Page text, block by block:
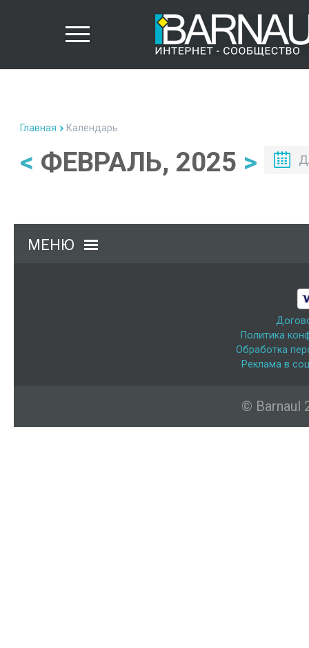
Главная Календарь
< ФЕВРАЛЬ, 2025 >
МЕНЮ
Политика
Обработка
Реклама в
© Barnaul